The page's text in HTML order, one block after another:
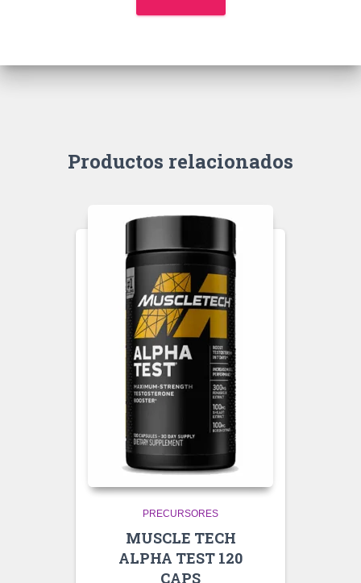
Productos relacionados
PRECURSORES
MUSCLE TECH
ALPHA TEST 120
CAPS